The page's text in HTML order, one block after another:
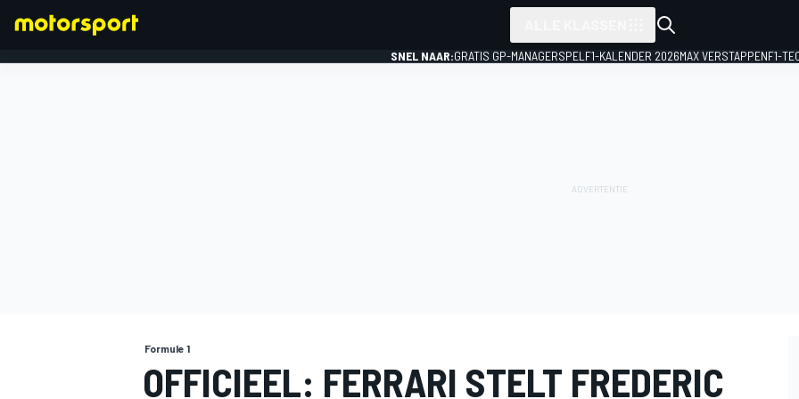
SNEL NAAR:GRATIS GP-MANAGERSPEL F1-KALENDER 2026MAX VERSTAPPENF1-
Formule 1
OFFICIEEL: FERRARI STELT FREDERIC